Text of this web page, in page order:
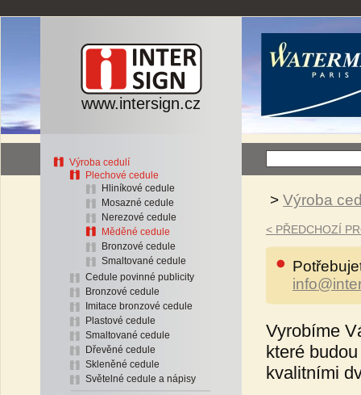
www.intersign.cz
Výroba cedulí
Plechové cedule
Hliníkové cedule
Mosazné cedule
Nerezové cedule
Měděné cedule
Bronzové cedule
Smaltované cedule
Cedule povinné publicity
Bronzové cedule
Imitace bronzové cedule
Plastové cedule
Smaltované cedule
Dřevěné cedule
Skleněné cedule
Světelné cedule a nápisy
> Výroba
< PŘEDCHOZÍ
Vyrobíme
které
kvalitními